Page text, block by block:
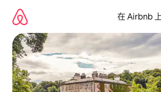
在 Airbnb